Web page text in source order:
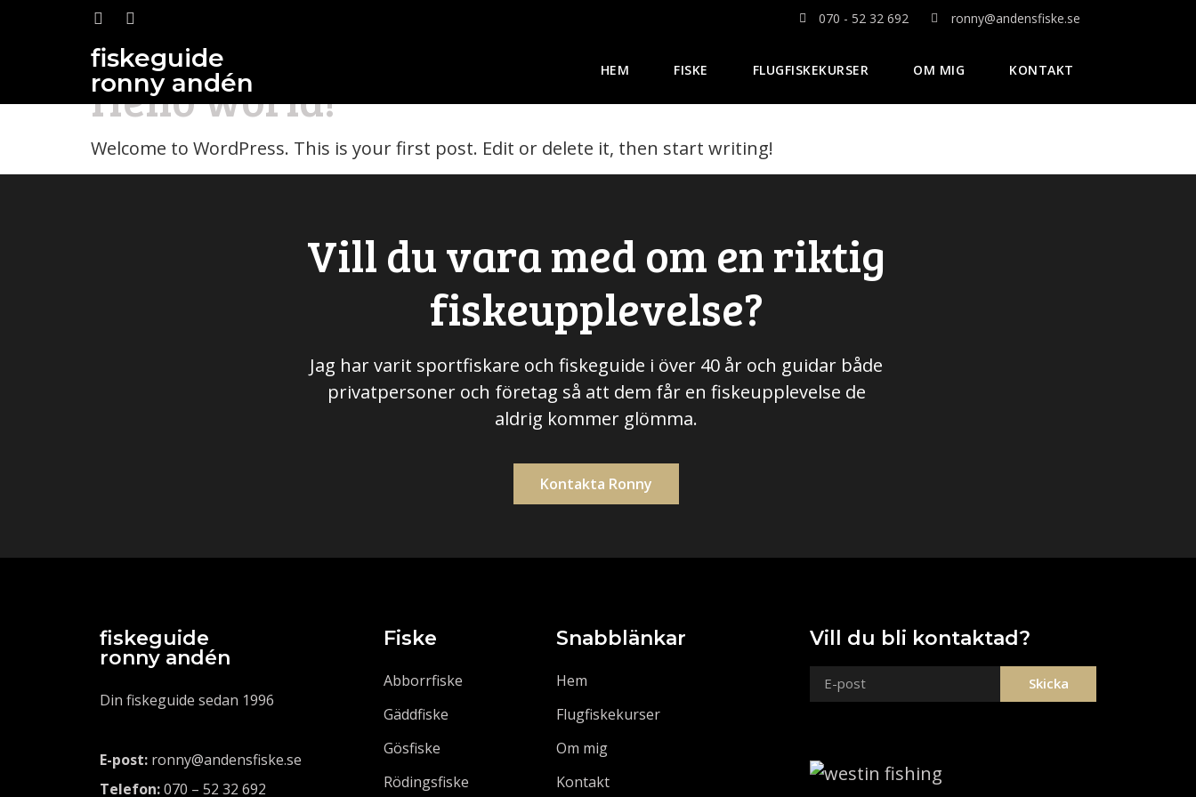
070 - 52 32 692 ronny@andensfiske.se
fiskeguide
ronny andén
HEM FISKE FLUGFISKEKURSER OM MIG KONTAKT
Kategori:
Hello world!
Welcome to WordPress. This is your first post. Edit or delete it, then start writing!
Vill du vara med om en riktig
fiskeupplevelse?
Jag har varit sportfiskare och fiskeguide i över 40 år och guidar både
privatpersoner och företag så att dem får en fiskeupplevelse de
aldrig kommer glömma.
Kontakta Ronny
fiskeguide
ronny andén
Din fiskeguide sedan 1996
E-post: ronny@andensfiske.se
Telefon:070 – 52 32 692
Fiske
Abborrfiske
Gäddfiske
Gösfiske
Rödingsfiske
Snabblänkar
Hem
Flugfiskekurser
Om mig
Kontakt
Vill du bli kontaktad?
Skicka